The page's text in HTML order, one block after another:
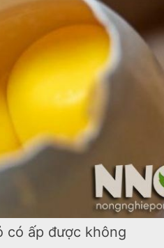
có ấp được không